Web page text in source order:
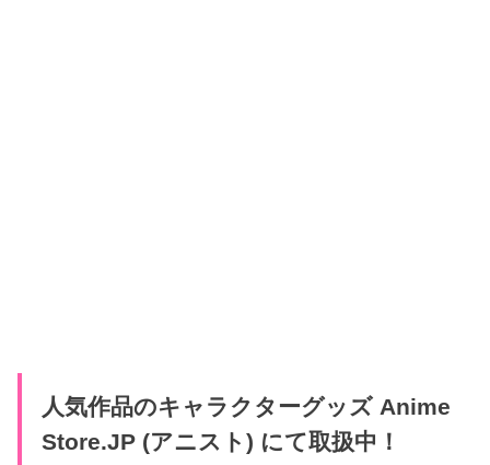
人気作品のキャラクターグッズ Anime
Store.JP (アニスト) にて取扱中！